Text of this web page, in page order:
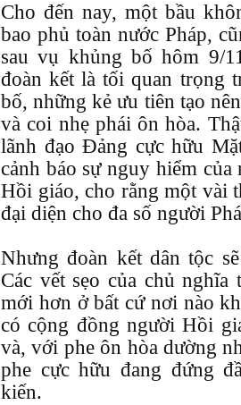
Cho đến nay, một bầu
bao phủ toàn nước Pháp,
sau vụ khủng bố hôm 9/
đoàn kết là tối quan trọng
bố, những kẻ ưu tiên tạo
và coi nhẹ phái ôn hòa.
lãnh đạo Đảng cực hữu
cảnh báo sự nguy hiểm
Hồi giáo, cho rằng một vài
đại diện cho đa số người
Nhưng đoàn kết dân tộc
Các vết sẹo của chủ
mới hơn ở bất cứ nơi nào
có cộng đồng người Hồi
và, với phe ôn hòa dường
phe cực hữu đang đứng
kiến.